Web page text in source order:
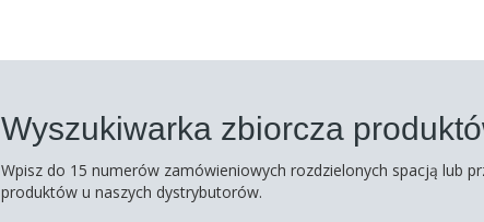
Wyszukiwarka zbiorcza
Wpisz do 15 numerów zamówieniowych rozdzielonych spacją lub
produktów u naszych dystrybutorów.